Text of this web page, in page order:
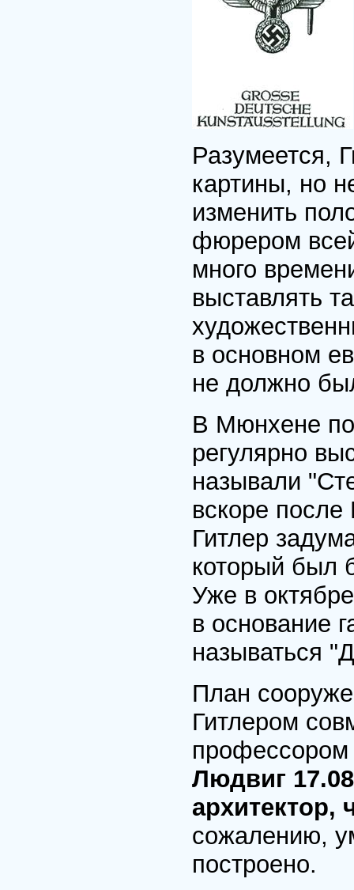
Разумеется,
картины, но
изменить
фюрером
много
выставлять
в основном
не должно
В Мюнхене
регулярно
называли
вскоре
Гитлер
который был
Уже в
в основание
называться
План
Гитлером
Людвиг
архитектор,
сожалению,
построено.